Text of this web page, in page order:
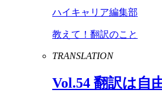
ハイキャリア編集部
教えて！翻訳のこと
TRANSLATION
Vol.54 翻訳は自